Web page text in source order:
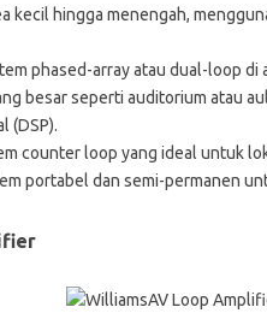
kecil hingga menengah,
phased-array atau dual-loop di
besar seperti auditorium atau
(DSP).
counter loop yang ideal untuk
portabel dan semi-permanen